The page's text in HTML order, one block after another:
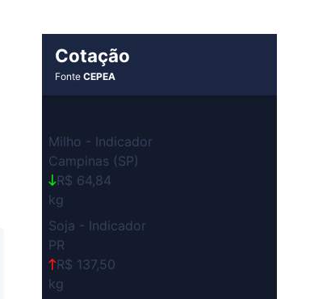
Cotação
FonteCEPEA
Milho - Indicador
Campinas (SP)
R$ 64,84
kg
Soja - Indicador
PR
R$ 137,50
kg